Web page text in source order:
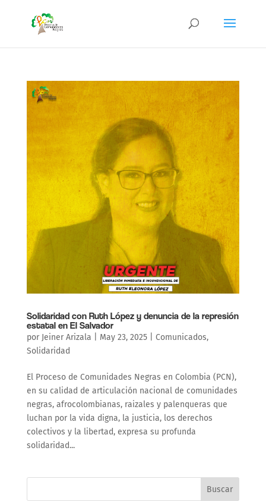
Solidaridad con Ruth López y denuncia de la represión
estatal en El Salvador
por Jeiner Arizala May 23, 2025| Comunicados,
Solidaridad
El Proceso de Comunidades Negras en Colombia (PCN),
en su calidad de articulación nacional de comunidades
negras, afrocolombianas, raizales y palenqueras que
luchan por la vida digna, la justicia, los derechos
colectivos y la libertad, expresa su profunda
solidaridad...
Buscar